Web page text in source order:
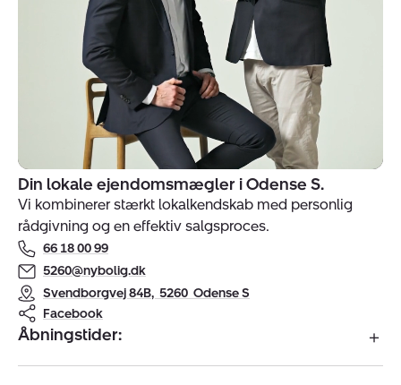
Indehavere
af
ejendomsmægler
Nybolig
Hjallese
-
Odense
S
Din lokale ejendomsmægler i Odense S.
Vi kombinerer stærkt lokalkendskab med personlig
rådgivning og en effektiv salgsproces.
66 18 00 99
5260@nybolig.dk
Svendborgvej 84B, 5260 Odense S
Facebook
Åbningstider: